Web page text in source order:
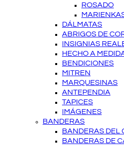
ROSADO
DÁLMATAS
ABRIGOS DE
INSIGNIAS
HECHO A
BENDICIONES
MITREN
MARQUESINAS
ANTEPENDIA
TAPICES
IMÁGENES
BANDERAS
BANDERAS DEL
BANDERAS DE